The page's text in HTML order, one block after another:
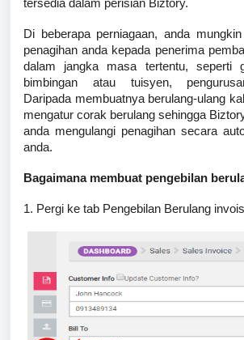
tersedia dalam perisian Biztory.
Di beberapa perniagaan, anda
penagihan anda kepada penerima
dalam jangka masa tertentu, seperti
bimbingan atau tuisyen,
Daripada membuatnya berulang-ulang
mengatur corak berulang sehingga
anda mengulangi penagihan secara
anda.
Bagaimana membuat pengebilan
1. Pergi ke tab Pengebilan Berulang